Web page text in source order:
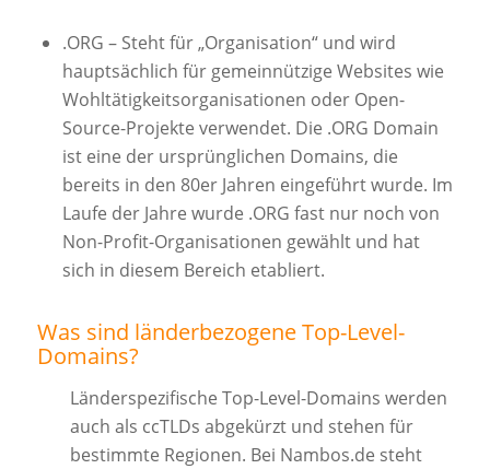
.ORG – Steht für „Organisation“ und wird
hauptsächlich für gemeinnützige Websites wie
Wohltätigkeitsorganisationen oder Open-
Source-Projekte verwendet. Die .ORG Domain
ist eine der ursprünglichen Domains, die
bereits in den 80er Jahren eingeführt wurde. Im
Laufe der Jahre wurde .ORG fast nur noch von
Non-Profit-Organisationen gewählt und hat
sich in diesem Bereich etabliert.
Was sind länderbezogene Top-Level-
Domains?
Länderspezifische Top-Level-Domains werden
auch als ccTLDs abgekürzt und stehen für
bestimmte Regionen. Bei Nambos.de steht